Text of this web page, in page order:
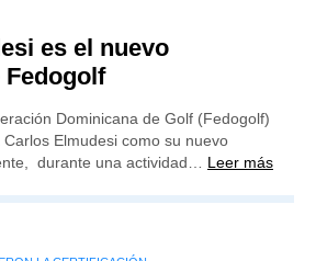
es el nuevo
Fedogolf
Dominicana de Golf (Fedogolf)
Carlos Elmudesi como su nuevo
durante una actividad… Leer más